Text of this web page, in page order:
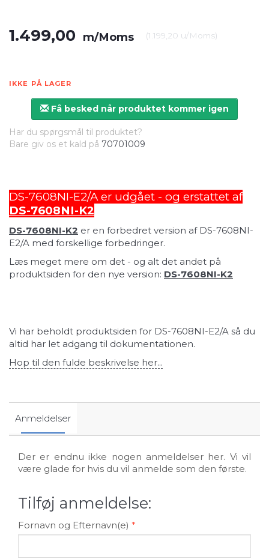
1.499,00 m/Moms (1.199,20 u/Moms)
IKKE PÅ LAGER
Få besked når produktet kommer igen
Har du spørgsmål til produktet?
Bare giv os et kald på 70701009
DS-7608NI-E2/A er udgået - og erstattet af
DS-7608NI-K2
DS-7608NI-K2 er en forbedret version af DS-7608NI-
E2/A med forskellige forbedringer.
Læs meget mere om det - og alt det andet på
produktsiden for den nye version: DS-7608NI-K2
Vi har beholdt produktsiden for DS-7608NI-E2/A så du
altid har let adgang til dokumentationen.
Hop til den fulde beskrivelse her...
Anmeldelser
Der er endnu ikke nogen anmeldelser her. Vi vil
være glade for hvis du vil anmelde som den første.
Tilføj anmeldelse:
Fornavn og Efternavn(e)